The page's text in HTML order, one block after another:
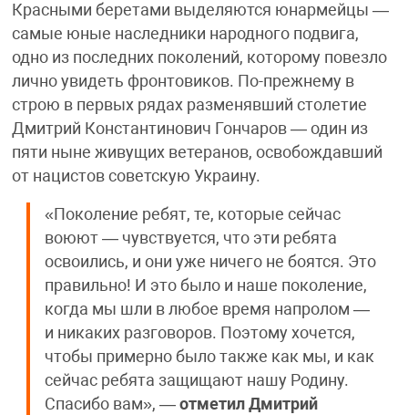
Красными беретами выделяются юнармейцы —
самые юные наследники народного подвига,
одно из последних поколений, которому повезло
лично увидеть фронтовиков. По-прежнему в
строю в первых рядах разменявший столетие
Дмитрий Константинович Гончаров — один из
пяти ныне живущих ветеранов, освобождавший
от нацистов советскую Украину.
«Поколение ребят, те, которые сейчас
воюют — чувствуется, что эти ребята
освоились, и они уже ничего не боятся. Это
правильно! И это было и наше поколение,
когда мы шли в любое время напролом —
и никаких разговоров. Поэтому хочется,
чтобы примерно было также как мы, и как
сейчас ребята защищают нашу Родину.
Спасибо вам», —отметил Дмитрий